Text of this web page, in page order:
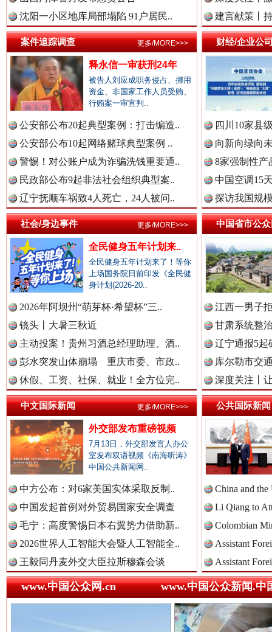
中国全民新闻网.
中国公众新闻网.
中国公民新闻网.
中国公共新闻网.
中国法制新闻网.
中国法治新闻网.
中国法院新闻网.
中国检察新闻网.
中国医药新闻网.
中国企业新闻网.
中国农业新闻网.
春天里的科技盛宴
巳巳如意，开工大吉！ 三轮上
“后车司机肯定在骂我” 全民健
世界屋脊 天路回响 永
沈阳一小区地库局部塌陷 91户居民..
建言献策丨
案件追踪调查
释永信一审获刑24年
被告人刘应成职务侵占、挪用
资金、非国家工作人员受贿、
行贿案一审宣判..
公安部公布20起典型案例：打击编造..
公安部公布10起网络赌球典型案例 ..
警惕！对公账户成为诈骗洗钱重要通..
民政部公布9起非法社会组织典型案..
辽宁抚顺车祸致4人死亡，24人被问..
更多/MORE>>> 财经/企业公
四川10家县
向新向绿向
8家强制性产
中国空调15
探访我国规
社会/身边事件
全民健身五年计划来..
全民健身五年计划来了！等你
上场国务院日前印发《全民健
身计划(2026-20..
2026年阿坝州“萌芽杯·希望杯”三..
镜头丨大暑三秋近
主动投案！贵州习酒总经理助理、酒..
彭水突发山体崩塌 重庆市委、市政..
休假、工资、社保、就业！全方位完..
更多/MORE>>> 中国省市公
江西一男子
甘肃系统整
辽宁通报5起
库尔勒市交
深度关注丨
中文国际新闻
外交部发布重磅视频
7月13日，外交部发言人办公
室发布双语视频《南海听涛》
中国公共新闻网..
中方公布：对6家美国实体采取反制..
中国发起首例对外贸易国家安全调查
毛宁：高度警惕日本右翼势力借助新..
2026世界人工智能大会暨人工智能全..
王毅同丹麦外交大臣拉斯穆森会谈
更多/MORE>>> 公共国际新闻
China and
Li Qiang to
Colombian
Assistant
Assistant
www.中国公众网.cn www.中国公众新闻.中